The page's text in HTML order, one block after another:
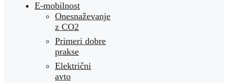
E-mobilnost
Onesnaževanje
z CO2
Primeri dobre
prakse
Električni
avto